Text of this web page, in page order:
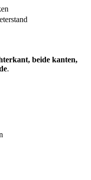
beide kanten,
.